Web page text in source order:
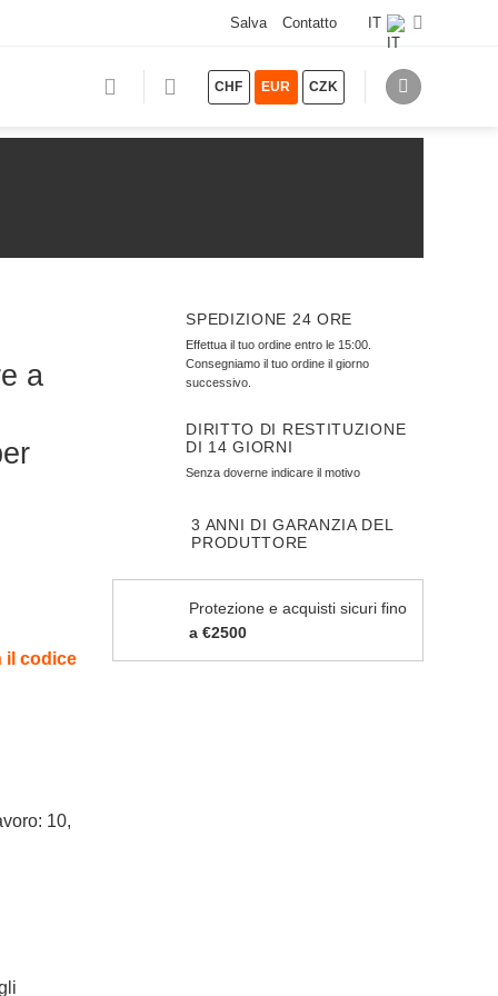
Salva Contatto IT
CHF EUR CZK
a
il codice
10,
SPEDIZIONE 24 ORE
Effettua il tuo ordine entro le 15:00.
Consegniamo il tuo ordine il giorno
successivo.
DIRITTO DI RESTITUZIONE
DI 14 GIORNI
Senza doverne indicare il motivo
3 ANNI DI GARANZIA DEL
PRODUTTORE
Protezione e acquisti sicuri fino
a €2500